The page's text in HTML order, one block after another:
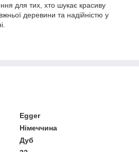
для тих, хто шукає красиву
деревини та надійністю у
Egger
Німеччина
Дуб